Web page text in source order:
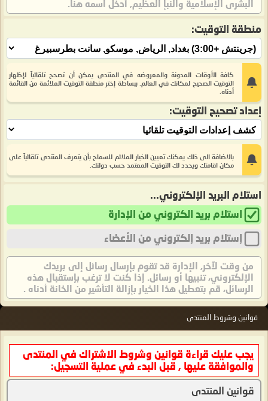
البشرى الإسلامية والنبإ العظيم, أدخل اسمه هنا.
منطقة التوقيت:
كافة الأوقات المدونة والمعروضه في المنتدى يمكن أن تصحح تلقائيآ لإظهار
التوقيت الصحيح لمكانك في العالم. ببساطة إختر منطقة التوقيت الملائمة من القائمة
أدناه.
إعداد تصحيح التوقيت:
بالاضافة الى ذلك يمكنك تعيين الخيار الملائم للسماح بأن يتعرف المنتدى تلقائيآ على
مكان اقامتك ويحدد لك التوقيت المعتمد حسب دولتك.
استلام البريد الإلكتروني...
استلام بريد الكتروني من الإدارة
إستلام بريد إلكتروني من الأعضاء
من وقت لآخر, الإدارة قد تقوم بإرسال رسائل إلى بريدك
الإلكتروني، تنبيها أو رسائل. إذا كنت لا ترغب بإستقبال هذه
الرسائل، قم بتعطيل هذا الخيار بإزالة التأشير من الخانة أدناه .
قوانين وشروط المنتدى
يجب عليك قراءة قوانين وشروط الاشتراك في المنتدى
والموافقة عليها , قبل البدء في عملية التسجيل:
قوانين المنتدى